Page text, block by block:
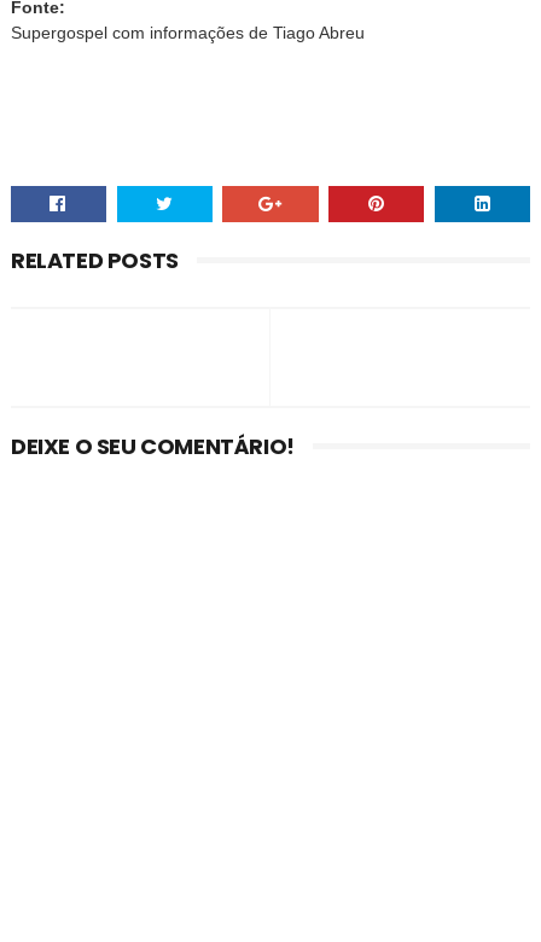
Fonte:
Supergospel com informações de Tiago Abreu
RELATED POSTS
DEIXE O SEU COMENTÁRIO!